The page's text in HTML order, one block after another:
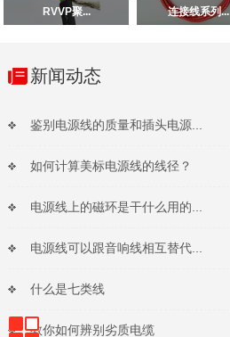
RVVP聚... 连接线系列...
新闻动态
鉴别电源线的质量和插头电源...
如何计算美标电源线的线径？
电源线上的磁环是干什么用的...
电源线可以跟音响线相互替代...
什么是七类线
教你如何辨别劣质电缆